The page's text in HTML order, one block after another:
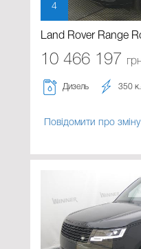
4
Land Rover Range
10 466 197
Дизель 350
Повідомити про